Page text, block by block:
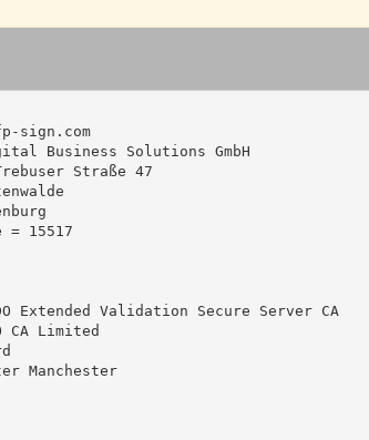
sign.com
Business Solutions GmbH
Straße 47
= 15517
Extended Validation Secure Server CA
CA Limited
Manchester